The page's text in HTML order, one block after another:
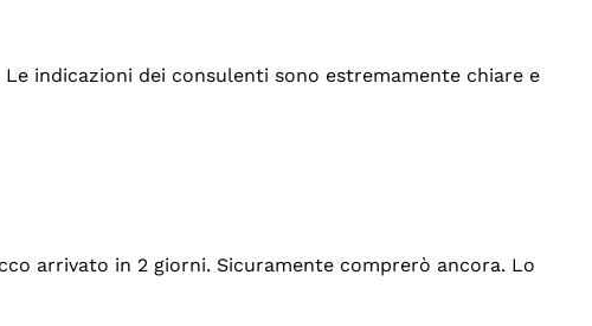
indicazioni dei consulenti sono estremamente chiare e
arrivato in 2 giorni. Sicuramente comprerò ancora. Lo